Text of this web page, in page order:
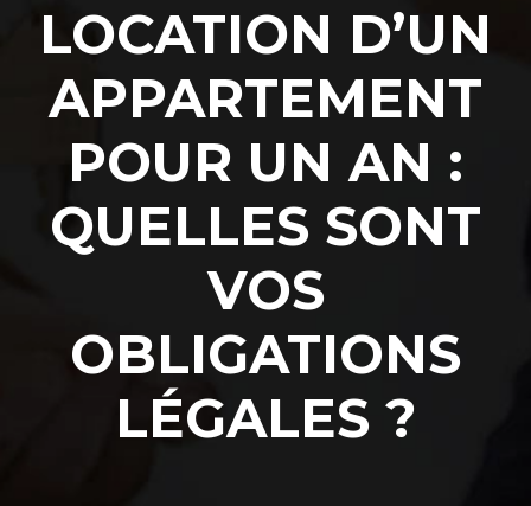
LOCATION D’UN
APPARTEMENT
POUR UN AN :
QUELLES SONT
VOS
OBLIGATIONS
LÉGALES ?